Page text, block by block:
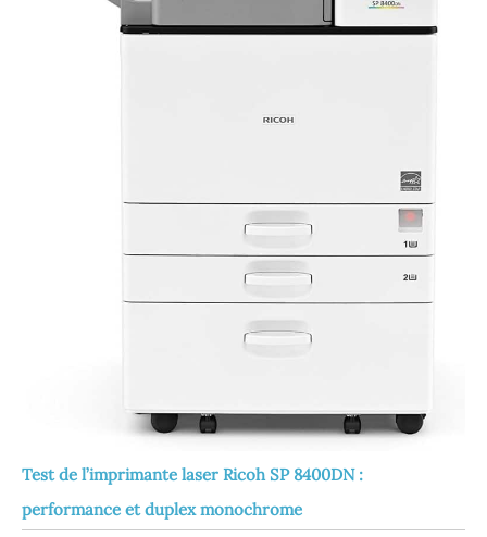
Test de l’imprimante laser Ricoh SP 8400DN :
performance et duplex monochrome